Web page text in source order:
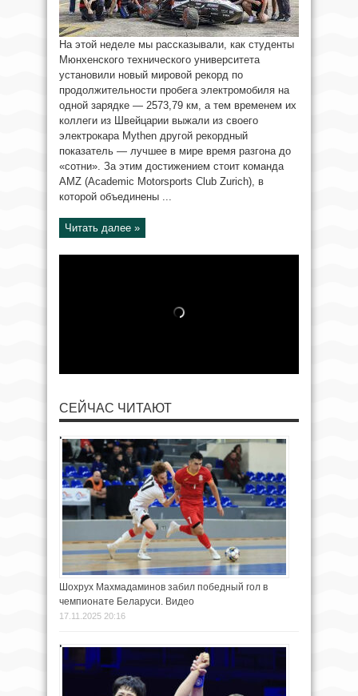
На этой неделе мы рассказывали, как студенты
Мюнхенского технического университета
установили новый мировой рекорд по
продолжительности пробега электромобиля на
одной зарядке — 2573,79 км, а тем временем их
коллеги из Швейцарии выжали из своего
электрокара Mythen другой рекордный
показатель — лучшее в мире время разгона до
«сотни». За этим достижением стоит команда
AMZ (Academic Motorsports Club Zurich), в
которой объединены ...
Читать далее »
СЕЙЧАС ЧИТАЮТ
Шохрух Махмадаминов забил победный гол в
чемпионате Беларуси. Видео
17.11.2025 20:16